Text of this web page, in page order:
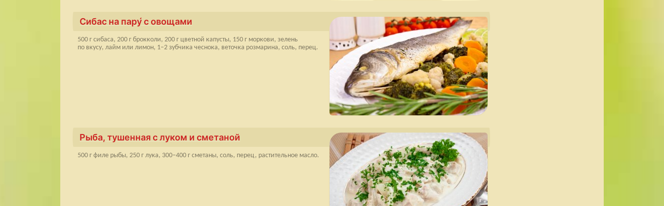
Сибас на пару́ с овощами
500 г сибаса, 200 г брокколи, 200 г цветной капусты, 150 г моркови, зелень
по вкусу, лайм или лимон, 1–2 зубчика чеснока, веточка розмарина, соль, перец.
Рыба, тушенная с луком и сметаной
500 г филе рыбы, 250 г лука, 300–400 г сметаны, соль, перец, растительное масло.